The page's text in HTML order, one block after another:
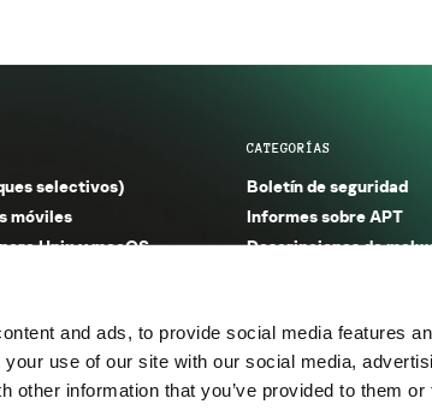
and ads, to provide social media features
use of our site with our social media,
other information that you’ve provided to them or
selectivos)
móviles
Unix y macOS
(IoT)
financieras
industriales
CATEGORÍAS
Boletín de seguridad
Informes sobre APT
Descripciones de
Informes sobre spam y
Publicaciones
Incidentes